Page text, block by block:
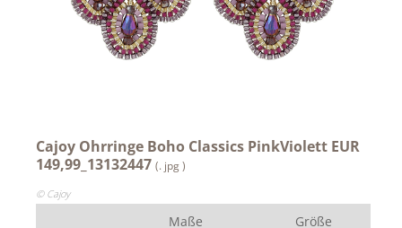
DUFTSTARS / The Fragrance Foundation Austria
EHINGER SCHWARZ 1876
Nägele & Strubell
PUIG
Cajoy Ohrringe Boho Classics PinkViolett EUR
149,99_13132447 (. jpg )
© Cajoy
Maße Größe